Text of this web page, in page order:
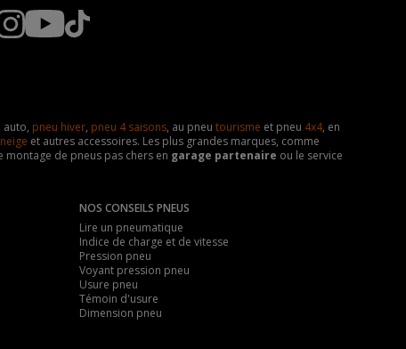
auto, pneu hiver, pneu 4 saisons, au pneu tourisme et pneu 4x4, en
et autres accessoires. Les plus grandes marques, comme
montage de pneus pas chers en garage partenaire ou le service
NOS CONSEILS PNEUS
Lire un pneumatique
Indice de charge et de vitesse
Pression pneu
Voyant pression pneu
Usure pneu
Témoin d'usure
Dimension pneu